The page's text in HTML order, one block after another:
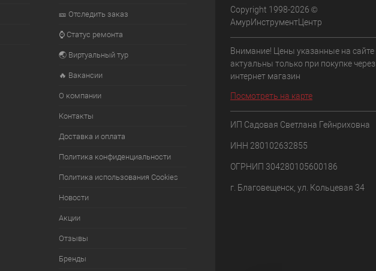
🎫 Отследить заказ
⌚ Статус ремонта
🌏 Виртуальный тур
🔥 Вакансии
О компании
Контакты
Доставка и оплата
Политика конфиденциальности
Политика использования Cookies
Новости
Акции
Отзывы
Бренды
Copyright 1998-2026 ©
АмурИнструментЦентр
Внимание! Цены указанные на сайте
актуальны только при покупке через
интернет магазин
Посмотреть на карте
ИП Садовая Светлана Гейнриховна
ИНН 280102632855
ОГРНИП 304280105600186
г. Благовещенск, ул. Кольцевая 34